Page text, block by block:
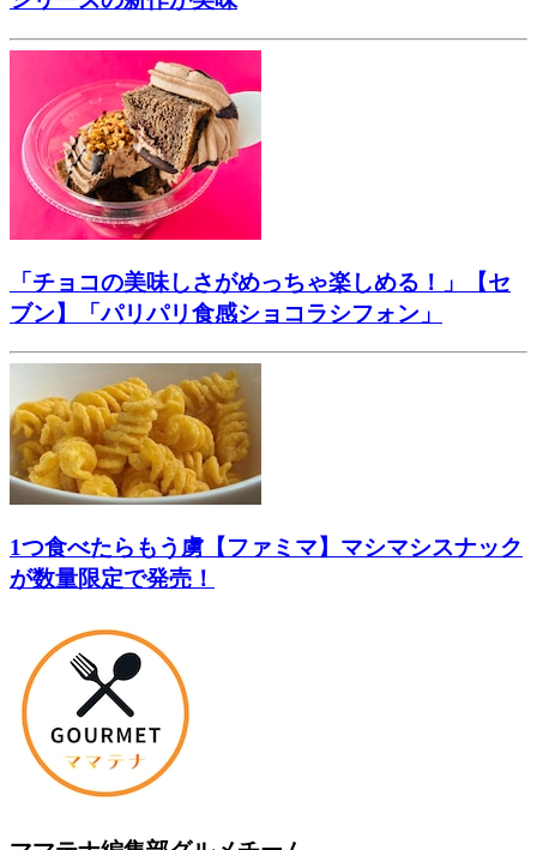
「チョコの美味しさがめっちゃ楽しめる！」【セ
ブン】「パリパリ食感ショコラシフォン」
1つ食べたらもう虜【ファミマ】マシマシスナック
が数量限定で発売！